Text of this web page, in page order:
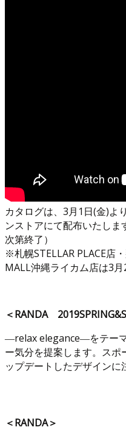
カタログは、3月1日(金)よ
ンストアにて配布いたしま
次第終了）
※札幌STELLAR PLACE店
MALL沖縄ライカム店は3
＜RANDA
―relax elegance―をテー
ー気分を提案します。ス
ップデートしたデザインに
＜RANDA＞